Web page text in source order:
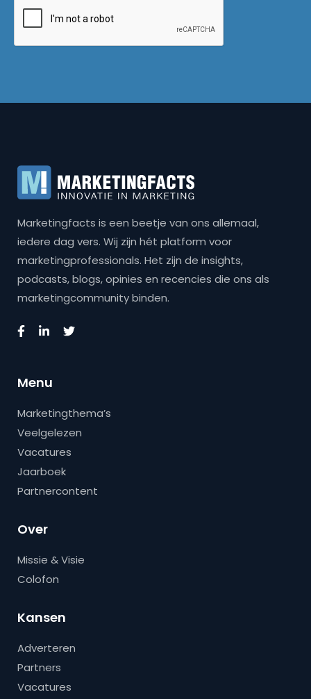
Marketingfacts is een beetje van ons allemaal,
iedere dag vers. Wij zijn hét platform voor
marketingprofessionals. Het zijn de insights,
podcasts, blogs, opinies en recencies die ons als
marketingcommunity binden.
Menu
Marketingthema’s
Veelgelezen
Vacatures
Jaarboek
Partnercontent
Over
Missie & Visie
Colofon
Kansen
Adverteren
Partners
Vacatures